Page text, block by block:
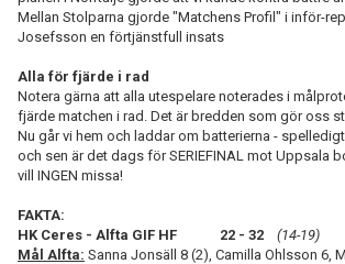
Mellan Stolparna gjorde "Matchens Profil" i inför-
Josefsson en förtjänstfull insats
Alla för fjärde i rad
Notera gärna att alla utespelare noterades i
fjärde matchen i rad. Det är bredden som gör oss
Nu går vi hem och laddar om batterierna -
och sen är det dags för SERIEFINAL mot Uppsala
vill INGEN missa!
FAKTA:
HK Ceres - Alfta GIF HF 22 - 32
(14-19)
Mål Alfta: Sanna Jonsäll 8 (2), Camilla Ohlsson 6,